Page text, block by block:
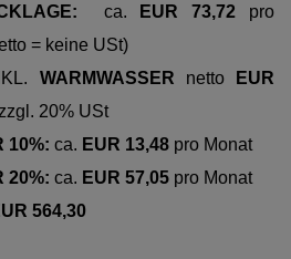
ca. EUR 73,72 pro
= keine USt)
WARMWASSER netto
EUR
20% USt
10%: ca. EUR 13,48 pro Monat
20%: ca. EUR 57,05 pro Monat
564,30